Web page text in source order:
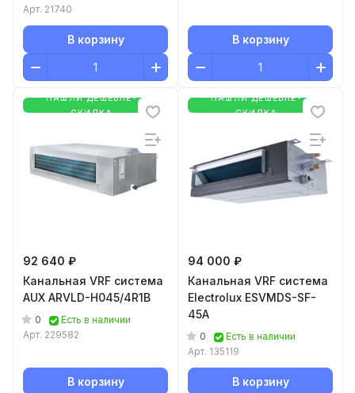
Арт. 21740
В корзину В корзину
НАШЛИ ДЕШЕВЛЕ-
СКИДКА
92 640 ₽
Канальная VRF система
AUX ARVLD-H045/4R1B
0
Есть в наличии
Арт. 229582
В корзину
НАШЛИ ДЕШЕВЛЕ-
СКИДКА
94 000 ₽
Канальная VRF система
Electrolux ESVMDS-SF-
45A
0
Есть в наличии
Арт. 135119
В корзину